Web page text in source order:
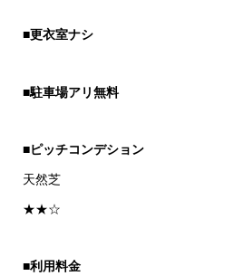
■更衣室ナシ
■駐車場アリ無料
■ピッチコンデション
天然芝
★★☆
■利用料金